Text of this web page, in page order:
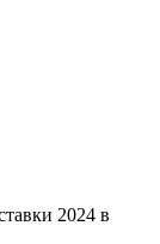
2024 в